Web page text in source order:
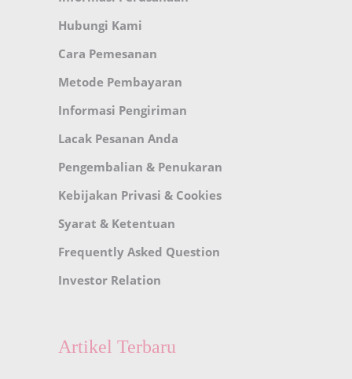
Hubungi Kami
Cara Pemesanan
Metode Pembayaran
Informasi Pengiriman
Lacak Pesanan Anda
Pengembalian & Penukaran
Kebijakan Privasi & Cookies
Syarat & Ketentuan
Frequently Asked Question
Investor Relation
Artikel Terbaru